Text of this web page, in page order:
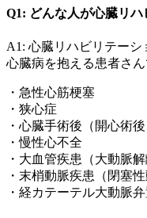
Q1: どんな人が心臓リ
A1: 心臓リハビリテー
心臓病を抱える患者さん
・急性心筋梗塞
・狭心症
・心臓手術後（開心術
・慢性心不全
・大血管疾患（大動脈
・末梢動脈疾患（閉塞
・経カテーテル大動脈